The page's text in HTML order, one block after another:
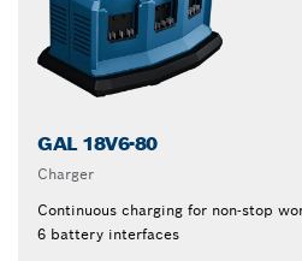
GAL 18V6-80
Charger
Continuous charging for non-stop
6 battery interfaces